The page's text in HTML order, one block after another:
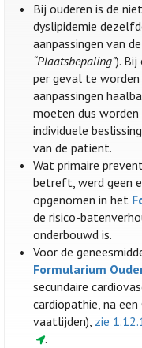
Bij ouderen is de
dyslipidemie
aanpassingen van
“Plaatsbepaling”).
per geval te
aanpassingen
moeten dus worden
individuele
van de patiënt.
Wat primaire
betreft, werd geen
opgenomen in het
de risico-
onderbouwd is.
Voor de
Formularium
secundaire
cardiopathie, na
vaatlijden), zie
.